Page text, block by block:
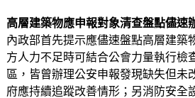
高層建築物應申報對象清查盤點儘速
內政部首先提示應儘速盤點高層建築
方人力不足時可結合公會力量執行檢
區，皆曾辦理公安申報發現缺失但未
府應持續追蹤改善情形；另消防安全